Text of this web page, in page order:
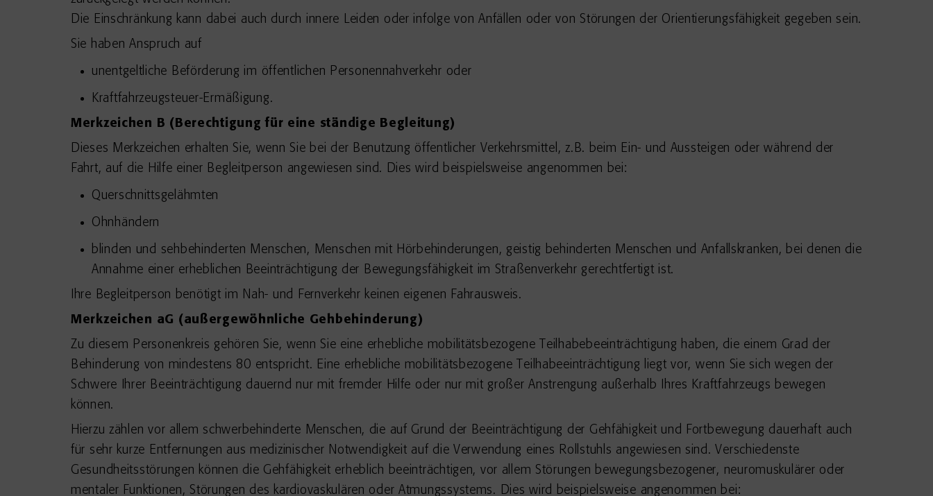
Die Einschränkung kann dabei auch durch innere Leiden oder infolge von Anfällen oder von Störungen der Orientierungsfähigkeit gegeben sein.
Sie haben Anspruch auf
unentgeltliche Beförderung im öffentlichen Personennahverkehr oder
Kraftfahrzeugsteuer-Ermäßigung.
Merkzeichen B (Berechtigung für eine ständige Begleitung)
Dieses Merkzeichen erhalten Sie, wenn Sie bei der Benutzung öffentlicher Verkehrsmittel, z.B. beim Ein- und Aussteigen oder während der
Fahrt, auf die Hilfe einer Begleitperson angewiesen sind. Dies wird beispielsweise angenommen bei:
Querschnittsgelähmten
Ohnhändern
blinden und sehbehinderten Menschen, Menschen mit Hörbehinderungen, geistig behinderten Menschen und Anfallskranken, bei denen die
Annahme einer erheblichen Beeinträchtigung der Bewegungsfähigkeit im Straßenverkehr gerechtfertigt ist.
Ihre Begleitperson benötigt im Nah- und Fernverkehr keinen eigenen Fahrausweis.
Merkzeichen aG (außergewöhnliche Gehbehinderung)
Zu diesem Personenkreis gehören Sie, wenn Sie eine erhebliche mobilitätsbezogene Teilhabebeeinträchtigung haben, die einem Grad der
Behinderung von mindestens 80 entspricht. Eine erhebliche mobilitätsbezogene Teilhabeeinträchtigung liegt vor, wenn Sie sich wegen der
Schwere Ihrer Beeinträchtigung dauernd nur mit fremder Hilfe oder nur mit großer Anstrengung außerhalb Ihres Kraftfahrzeugs bewegen
können.
Hierzu zählen vor allem schwerbehinderte Menschen, die auf Grund der Beeinträchtigung der Gehfähigkeit und Fortbewegung dauerhaft auch
für sehr kurze Entfernungen aus medizinischer Notwendigkeit auf die Verwendung eines Rollstuhls angewiesen sind. Verschiedenste
Gesundheitsstörungen können die Gehfähigkeit erheblich beeinträchtigen, vor allem Störungen bewegungsbezogener, neuromuskulärer oder
mentaler Funktionen, Störungen des kardiovaskulären oder Atmungssystems. Dies wird beispielsweise angenommen bei: